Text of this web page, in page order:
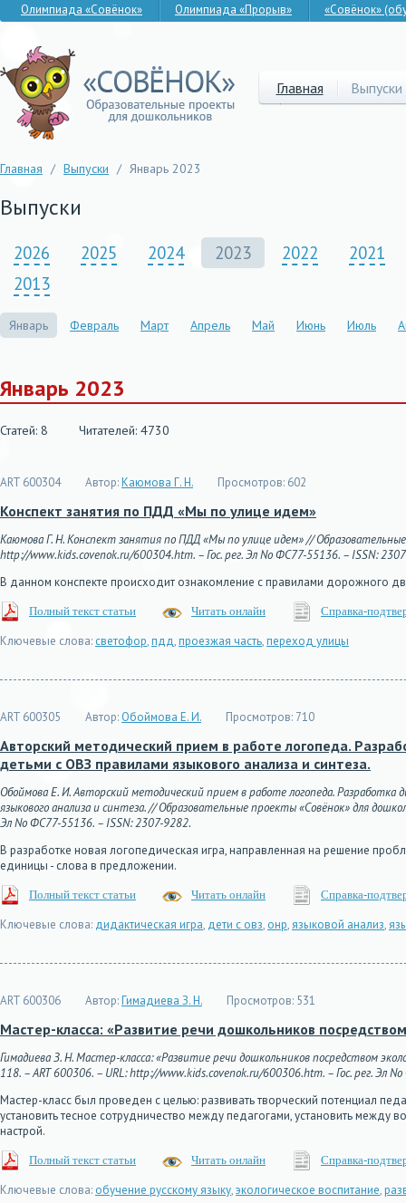
Олимпиада «Совёнок» Олимпиада «Прорыв» «Совёнок»
Главная Выпуски
Главная / Выпуски / Январь 2023
Выпуски
2026 2025 2024 2023 2022
2021
2013
Январь Февраль Март Апрель Май Июнь Июль
Январь 2023
Статей: 8 Читателей: 4730
ART 600304 Автор:Каюмова Г. Н. Просмотров: 602
Конспект занятия по ПДД «Мы по улице идем»
Каюмова Г. Н. Конспект занятия по ПДД «Мы по улице идем» //
http://www.kids.covenok.ru/600304.htm. – Гос. рег. Эл No ФС77-55136. – ISSN:
В данном конспекте происходит ознакомление с правилами дорожного
Полный текст статьи Читать онлайн Справка-
Ключевые слова: светофор,пдд,проезжая часть,переход улицы
ART 600305 Автор: Обоймова Е. И. Просмотров: 710
Авторский методический прием в работе логопеда.
детьми с ОВЗ правилами языкового анализа и синтеза.
Обоймова Е. И. Авторский методический прием в работе логопеда.
языкового анализа и синтеза. // Образовательные проекты «Совёнок» для
Эл No ФС77-55136. – ISSN: 2307-9282.
В разработке новая логопедическая игра, направленная на решение
единицы - слова в предложении.
Полный текст статьи Читать онлайн Справка-
Ключевые слова: дидактическая игра, дети с овз, онр,языковой анализ,
ART 600306 Автор:Гимадиева З. Н. Просмотров: 531
Мастер-класса: «Развитие речи дошкольников
Гимадиева З. Н. Мастер-класса: «Развитие речи дошкольников посредством
118. – ART 600306. – URL: http://www.kids.covenok.ru/600306.htm. – Гос. рег. Эл
Мастер-класс был проведен с целью: развивать творческий потенциал
установить тесное сотрудничество между педагогами, установить
настрой.
Полный текст статьи Читать онлайн Справка-
Ключевые слова: обучение русскому языку,экологическое воспитание,